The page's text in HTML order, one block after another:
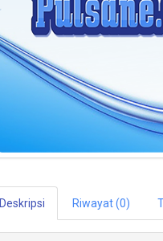
Deskripsi Riwayat (0)